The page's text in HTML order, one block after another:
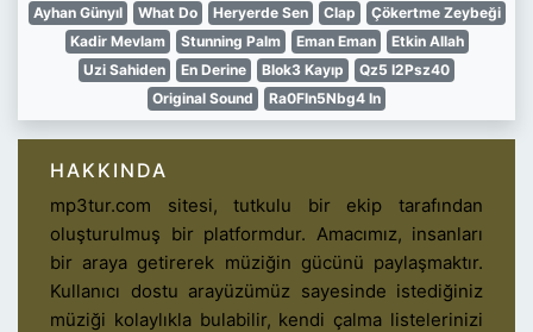
Ayhan Günyıl
What Do Heryerde Sen Clap
Çökertme Zeybeği
Kadir Mevlam
Stunning Palm Eman Eman
Etkin Allah
Uzi Sahiden
En Derine Blok3 Kayıp
Qz5 I2Psz40
Original Sound
Ra0Fln5Nbg4 In
HAKKINDA
mp3tur.com sitesi, tutkulu bir ekip tarafından
oluşturulmuş bir platformdur. Amacımız, insanları
bir araya getirerek müziğin gücünü paylaşmaktır.
Kullanıcı dostu arayüzümüz sayesinde istediğiniz
müziği kolaylıkla bulabilir, kendi çalma listelerinizi